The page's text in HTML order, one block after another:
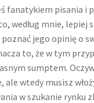
fanatykiem pisania i
według mnie,
jego opinię o
to, że w tym
sumptem.
wtedy musisz
w szukanie rynku